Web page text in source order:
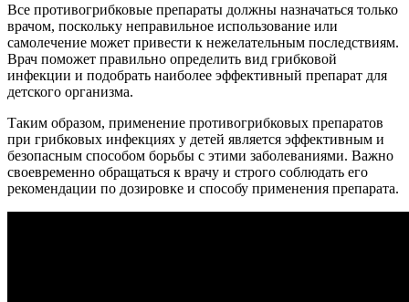
Все противогрибковые препараты должны назначаться только
врачом, поскольку неправильное использование или
самолечение может привести к нежелательным последствиям.
Врач поможет правильно определить вид грибковой
инфекции и подобрать наиболее эффективный препарат для
детского организма.
Таким образом, применение противогрибковых препаратов
при грибковых инфекциях у детей является эффективным и
безопасным способом борьбы с этими заболеваниями. Важно
своевременно обращаться к врачу и строго соблюдать его
рекомендации по дозировке и способу применения препарата.